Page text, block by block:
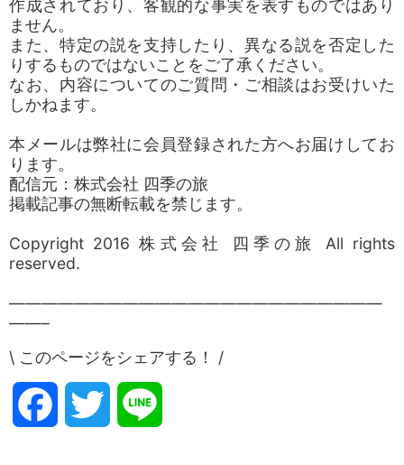
作成されており、客観的な事実を表すものではあり
ません。
また、特定の説を支持したり、異なる説を否定した
りするものではないことをご了承ください。
なお、内容についてのご質問・ご相談はお受けいた
しかねます。
本メールは弊社に会員登録された方へお届けしてお
ります。
配信元：株式会社 四季の旅
掲載記事の無断転載を禁じます。
Copyright 2016 株式会社 四季の旅 All rights
reserved.
———————————————————————
——–
\ このページをシェアする！ /